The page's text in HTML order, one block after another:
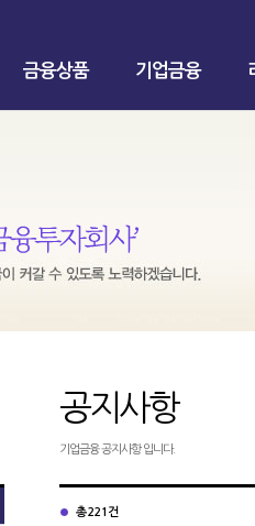
금융상품 기업금융
공지사항
기업금융 공지사항 입니다.
총 221건